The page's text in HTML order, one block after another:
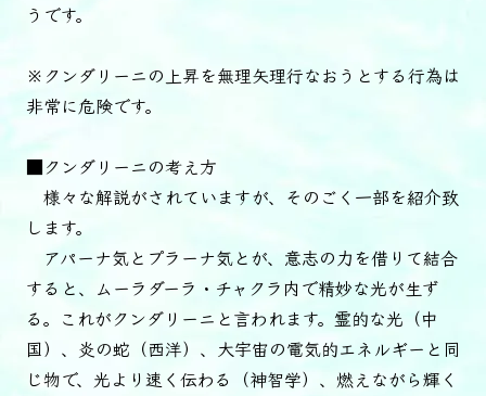
うです。
※クンダリーニの上昇を無理矢理行なおうとする行為は
非常に危険です。
■クンダリーニの考え方
様々な解説がされていますが、そのごく一部を紹介致
します。
アパーナ気とプラーナ気とが、意志の力を借りて結合
すると、ムーラダーラ・チャクラ内で精妙な光が生ず
る。これがクンダリーニと言われます。霊的な光（中
国）、炎の蛇（西洋）、大宇宙の電気的エネルギーと同
じ物で、光より速く伝わる（神智学）、燃えながら輝く